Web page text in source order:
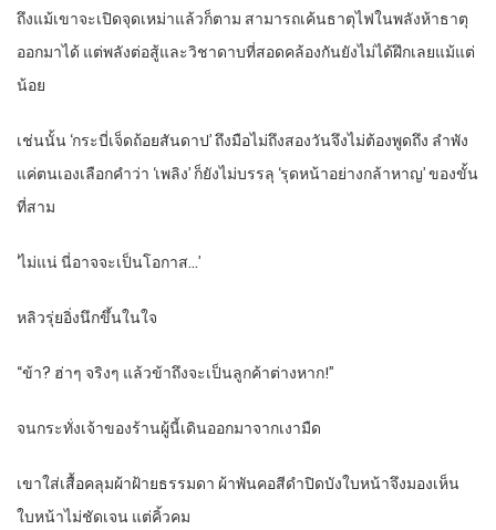
ถึงแม้เขาจะเปิดจุดเหม่าแล้วก็ตาม สามารถเค้นธาตุไฟในพลังห้าธาตุ
ออกมาได้ แต่พลังต่อสู้และวิชาดาบที่สอดคล้องกันยังไม่ได้ฝึกเลยแม้แต่
น้อย
เช่นนั้น ‘กระบี่เจ็ดถ้อยสันดาป’ ถึงมือไม่ถึงสองวันจึงไม่ต้องพูดถึง ลำพัง
แค่ตนเองเลือกคำว่า ‘เพลิง’ ก็ยังไม่บรรลุ ‘รุดหน้าอย่างกล้าหาญ’ ของขั้น
ที่สาม
‘ไม่แน่ นี่อาจจะเป็นโอกาส…’
หลิวรุ่ยอิ่งนึกขึ้นในใจ
“ข้า? ฮ่าๆ จริงๆ แล้วข้าถึงจะเป็นลูกค้าต่างหาก!”
จนกระทั่งเจ้าของร้านผู้นี้เดินออกมาจากเงามืด
เขาใส่เสื้อคลุมผ้าฝ้ายธรรมดา ผ้าพันคอสีดำปิดบังใบหน้าจึงมองเห็น
ใบหน้าไม่ชัดเจน แต่คิ้วคม